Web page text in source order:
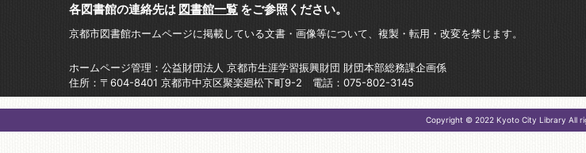
各図書館の連絡先は 図書館一覧 をご参照ください。
京都市図書館ホームページに掲載している文書・画像等について、複製・転用・改変を禁じます。
ホームページ管理：公益財団法人 京都市生涯学習振興財団 財団本部総務課企画係
住所：〒604-8401 京都市中京区聚楽廻松下町9-2 電話：075-802-3145
Copyright © 2022 Kyoto City Library All